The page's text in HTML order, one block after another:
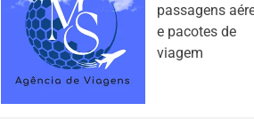
passagens
e pacotes de
viagem